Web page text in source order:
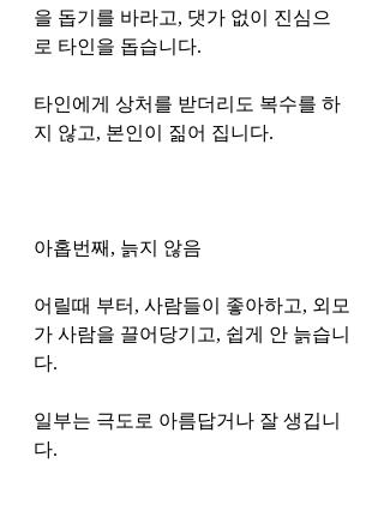
을 돕기를 바라고, 댓가 없이 진심으
로 타인을 돕습니다.
타인에게 상처를 받더리도 복수를 하
지 않고, 본인이 짊어 집니다.
아홉번째, 늙지 않음
어릴때 부터, 사람들이 좋아하고, 외모
가 사람을 끌어당기고, 쉽게 안 늙습니
다.
일부는 극도로 아름답거나 잘 생깁니
다.